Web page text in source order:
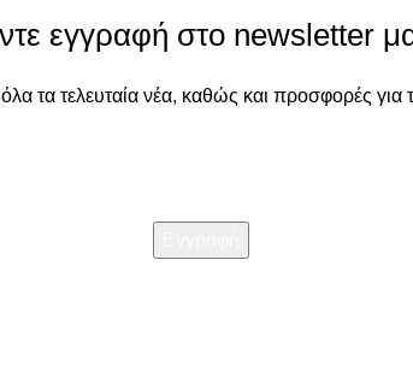
εγγραφή στο newsletter
τα τελευταία νέα, καθώς και προσφορές για